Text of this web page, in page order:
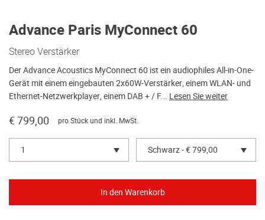
Advance Paris MyConnect 60
Stereo Verstärker
Der Advance Acoustics MyConnect 60 ist ein audiophiles All-in-One-
Gerät mit einem eingebauten 2x60W-Verstärker, einem WLAN- und
Ethernet-Netzwerkplayer, einem DAB + / F... Lesen Sie weiter
€ 799,00 pro Stück und inkl. MwSt.
1 Schwarz - € 799,00